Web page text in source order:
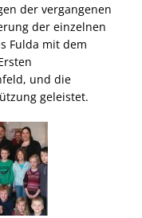
der vergangenen
der einzelnen
Fulda mit dem
und die
geleistet.